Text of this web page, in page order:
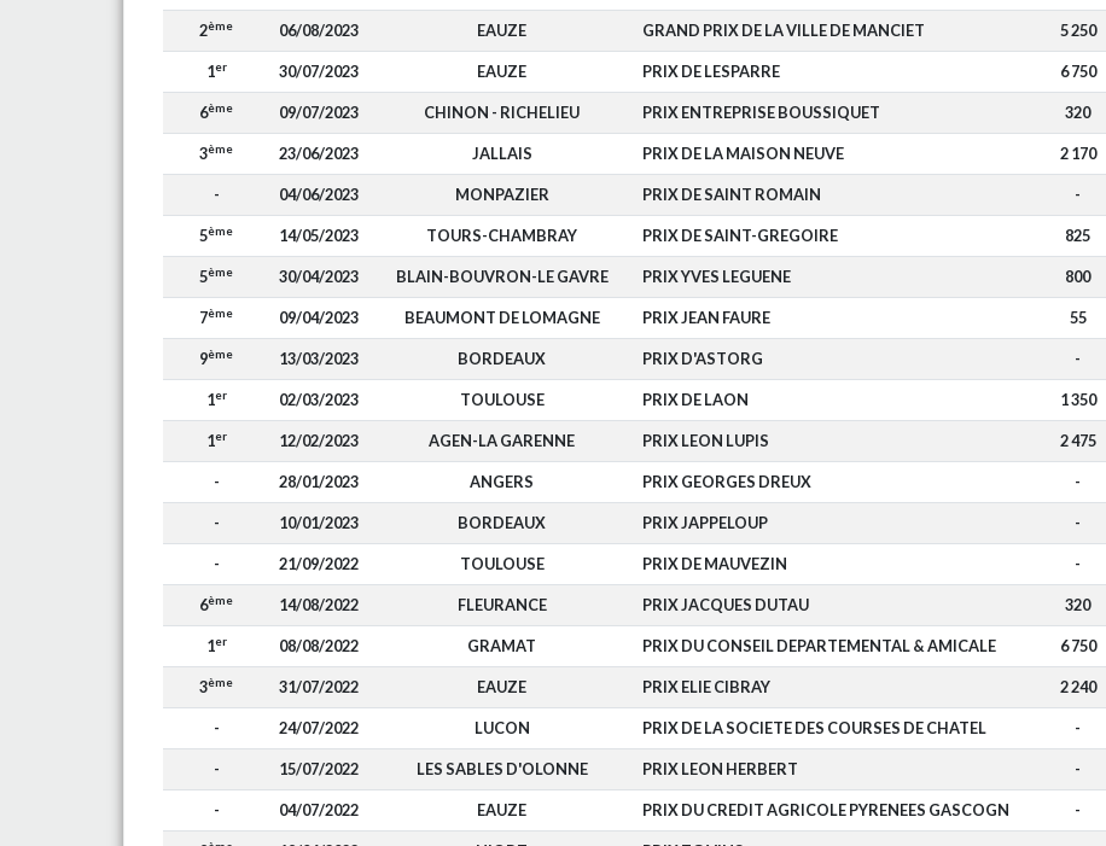
2ème 06/08/2023 EAUZE GRAND PRIX DE LA VILLE DE MANCIET 5 250
1er 30/07/2023 EAUZE PRIX DE LESPARRE 6 750
6ème 09/07/2023 CHINON - RICHELIEU PRIX ENTREPRISE BOUSSIQUET 320
3ème 23/06/2023 JALLAIS PRIX DE LA MAISON NEUVE 2 170
- 04/06/2023 MONPAZIER PRIX DE SAINT ROMAIN -
5ème 14/05/2023 TOURS-CHAMBRAY PRIX DE SAINT-GREGOIRE 825
5ème 30/04/2023 BLAIN-BOUVRON-LE GAVRE PRIX YVES LEGUENE 800
7ème 09/04/2023 BEAUMONT DE LOMAGNE PRIX JEAN FAURE 55
9ème 13/03/2023 BORDEAUX PRIX D'ASTORG -
1er 02/03/2023 TOULOUSE PRIX DE LAON 1 350
1er 12/02/2023 AGEN-LA GARENNE PRIX LEON LUPIS 2 475
- 28/01/2023 ANGERS PRIX GEORGES DREUX -
- 10/01/2023 BORDEAUX PRIX JAPPELOUP -
- 21/09/2022 TOULOUSE PRIX DE MAUVEZIN -
6ème 14/08/2022 FLEURANCE PRIX JACQUES DUTAU 320
1er 08/08/2022 GRAMAT PRIX DU CONSEIL DEPARTEMENTAL & AMICALE 6 750
3ème 31/07/2022 EAUZE PRIX ELIE CIBRAY 2 240
- 24/07/2022 LUCON PRIX DE LA SOCIETE DES COURSES DE CHATEL -
- 15/07/2022 LES SABLES D'OLONNE PRIX LEON HERBERT -
- 04/07/2022 EAUZE PRIX DU CREDIT AGRICOLE PYRENEES GASCOGN -